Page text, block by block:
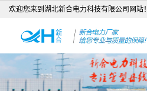
欢迎您来到湖北新合电力科技有限公司网站！